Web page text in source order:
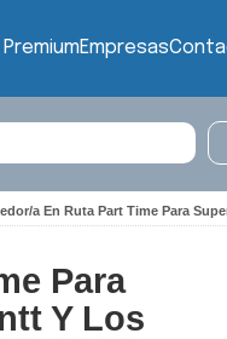
Empresas
a En Ruta Part Time Para
Para
Y Los